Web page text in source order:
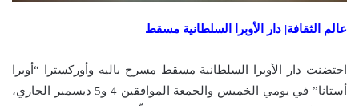
عالم الثقافة| دار الأوبرا السلطانية مسقط
احتضنت دار الأوبرا السلطانية مسقط مسرح باليه وأوركسترا “أوبرا
أستانا” في يومي الخميس والجمعة الموافقين 4 و5 ديسمبر الجاري،